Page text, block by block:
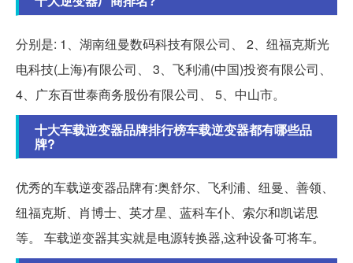
分别是: 1、湖南纽曼数码科技有限公司、 2、纽福克斯光
电科技(上海)有限公司、 3、飞利浦(中国)投资有限公司、
4、广东百世泰商务股份有限公司、 5、中山市。
十大车载逆变器品牌排行榜车载逆变器都有哪些品
牌?
优秀的车载逆变器品牌有:奥舒尔、飞利浦、纽曼、善领、
纽福克斯、肖博士、英才星、蓝科车仆、索尔和凯诺思
等。 车载逆变器其实就是电源转换器,这种设备可将车。